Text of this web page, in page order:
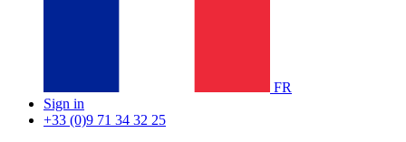
FR
Sign in
+33 (0)9 71 34 32 25